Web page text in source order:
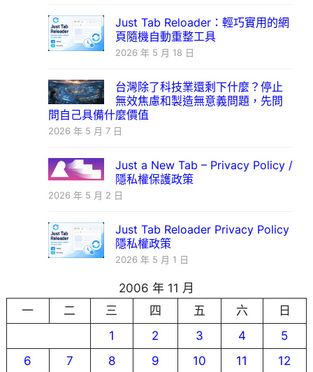
Just Tab Reloader：輕巧實用的網
頁隨機自動重整工具
2026 年 5 月 18 日
台灣除了科技業還剩下什麼？停止
無效焦慮和製造無意義問題，先問
問自己具備什麼價值
2026 年 5 月 7 日
Just a New Tab – Privacy Policy /
隱私權保護政策
2026 年 5 月 2 日
Just Tab Reloader Privacy Policy
隱私權政策
2026 年 5 月 1 日
2006 年 11 月
一
二 三 四 五 六
日
1
2 3 4
5
6
7 8 9 10 11
12